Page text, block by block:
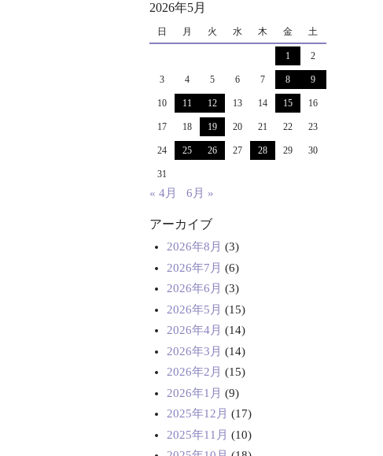
2026年5月
日 月 火 水 木 金 土
1 2
3 4 5 6 7 8 9
10 11 12 13 14 15 16
17 18 19 20 21 22 23
24 25 26 27 28 29 30
31
« 4月 6月 »
アーカイブ
2026年8月 (3)
2026年7月 (6)
2026年6月 (3)
2026年5月 (15)
2026年4月 (14)
2026年3月 (14)
2026年2月 (15)
2026年1月 (9)
2025年12月 (17)
2025年11月 (10)